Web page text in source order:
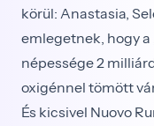
körül: Anastasia,
emlegetnek, hogy a
népessége 2
oxigénnel tömött
És kicsivel Nuovo